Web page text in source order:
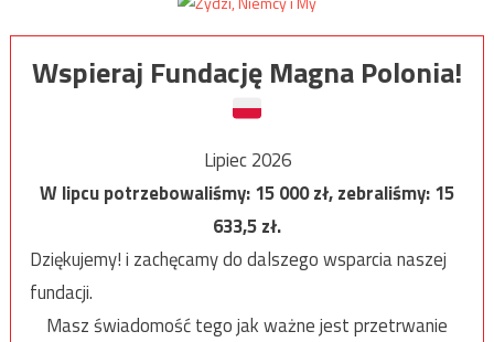
Wspieraj Fundację Magna Polonia!
Lipiec 2026
W lipcu potrzebowaliśmy:15 000zł, zebraliśmy:15
633,5zł.
Dziękujemy! i zachęcamy do dalszego wsparcia naszej
fundacji.
Masz świadomość tego jak ważne jest przetrwanie